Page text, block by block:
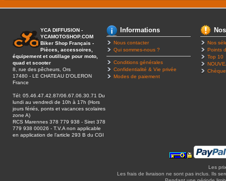
YCA DIFFUSION -
YCAMOTOSHOP.COM
Biker Shop Français -
Pièces, accessoires,
équipement et outillage pour moto,
quad et scooter
8, rue des pêcheurs, Ors
17480 - LE CHATEAU D’OLERON
France
Tél: 05.46.47.42.87/06.67.06.30.71 Du
lundi au vendredi de 10h à 17h (Hors
jours fériés, ponts et vacances scolaires
zone A)
RCS Marennes 378 779 938 - Siret 378
779 938 00026 - T.V.A non applicable
en application de l’article 293 B du CGI
Informations
Nous contacter
Qui sommes-nous ?
Conditions générales
Confidentialité & Vie privée
Modes de paiement
Nos
Points
Top 10
Les
Les frais de livraison ne sont pas inclus. Ils